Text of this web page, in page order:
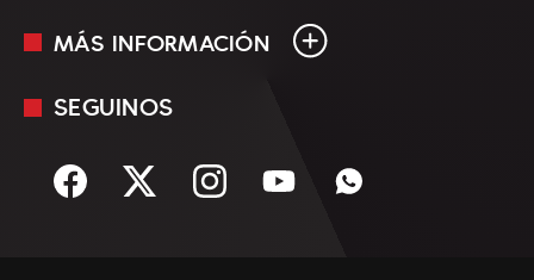
En Vivo
Sociedad
MÁS INFORMACIÓN
Mediakit
Términos y condiciones
SEGUINOS